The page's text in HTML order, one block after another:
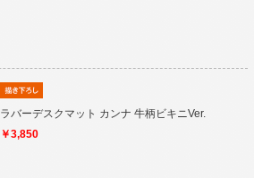
ラバーデスクマット カンナ 牛柄ビキニVer.
￥3,850